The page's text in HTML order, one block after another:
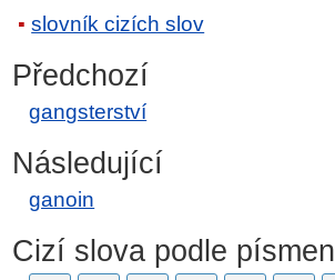
slovník cizích slov
Předchozí
gangsterství
Následující
ganoin
Cizí slova podle písmen